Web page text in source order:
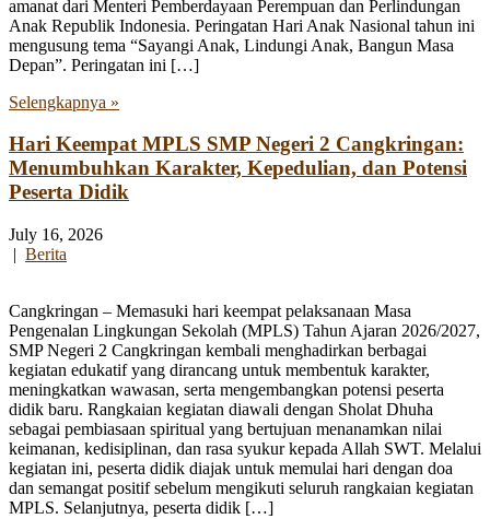
amanat dari Menteri Pemberdayaan Perempuan dan Perlindungan
Anak Republik Indonesia. Peringatan Hari Anak Nasional tahun ini
mengusung tema “Sayangi Anak, Lindungi Anak, Bangun Masa
Depan”. Peringatan ini […]
Selengkapnya »
Hari Keempat MPLS SMP Negeri 2 Cangkringan:
Menumbuhkan Karakter, Kepedulian, dan Potensi
Peserta Didik
July 16, 2026
| Berita
Cangkringan – Memasuki hari keempat pelaksanaan Masa
Pengenalan Lingkungan Sekolah (MPLS) Tahun Ajaran 2026/2027,
SMP Negeri 2 Cangkringan kembali menghadirkan berbagai
kegiatan edukatif yang dirancang untuk membentuk karakter,
meningkatkan wawasan, serta mengembangkan potensi peserta
didik baru. Rangkaian kegiatan diawali dengan Sholat Dhuha
sebagai pembiasaan spiritual yang bertujuan menanamkan nilai
keimanan, kedisiplinan, dan rasa syukur kepada Allah SWT. Melalui
kegiatan ini, peserta didik diajak untuk memulai hari dengan doa
dan semangat positif sebelum mengikuti seluruh rangkaian kegiatan
MPLS. Selanjutnya, peserta didik […]